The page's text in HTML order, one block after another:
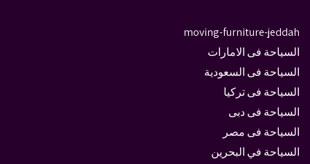
moving-furniture-jeddah
السياحة فى الامارات
السياحة فى السعودية
السياحة فى تركيا
السياحة فى دبى
السياحة فى مصر
السياحة في البحرين